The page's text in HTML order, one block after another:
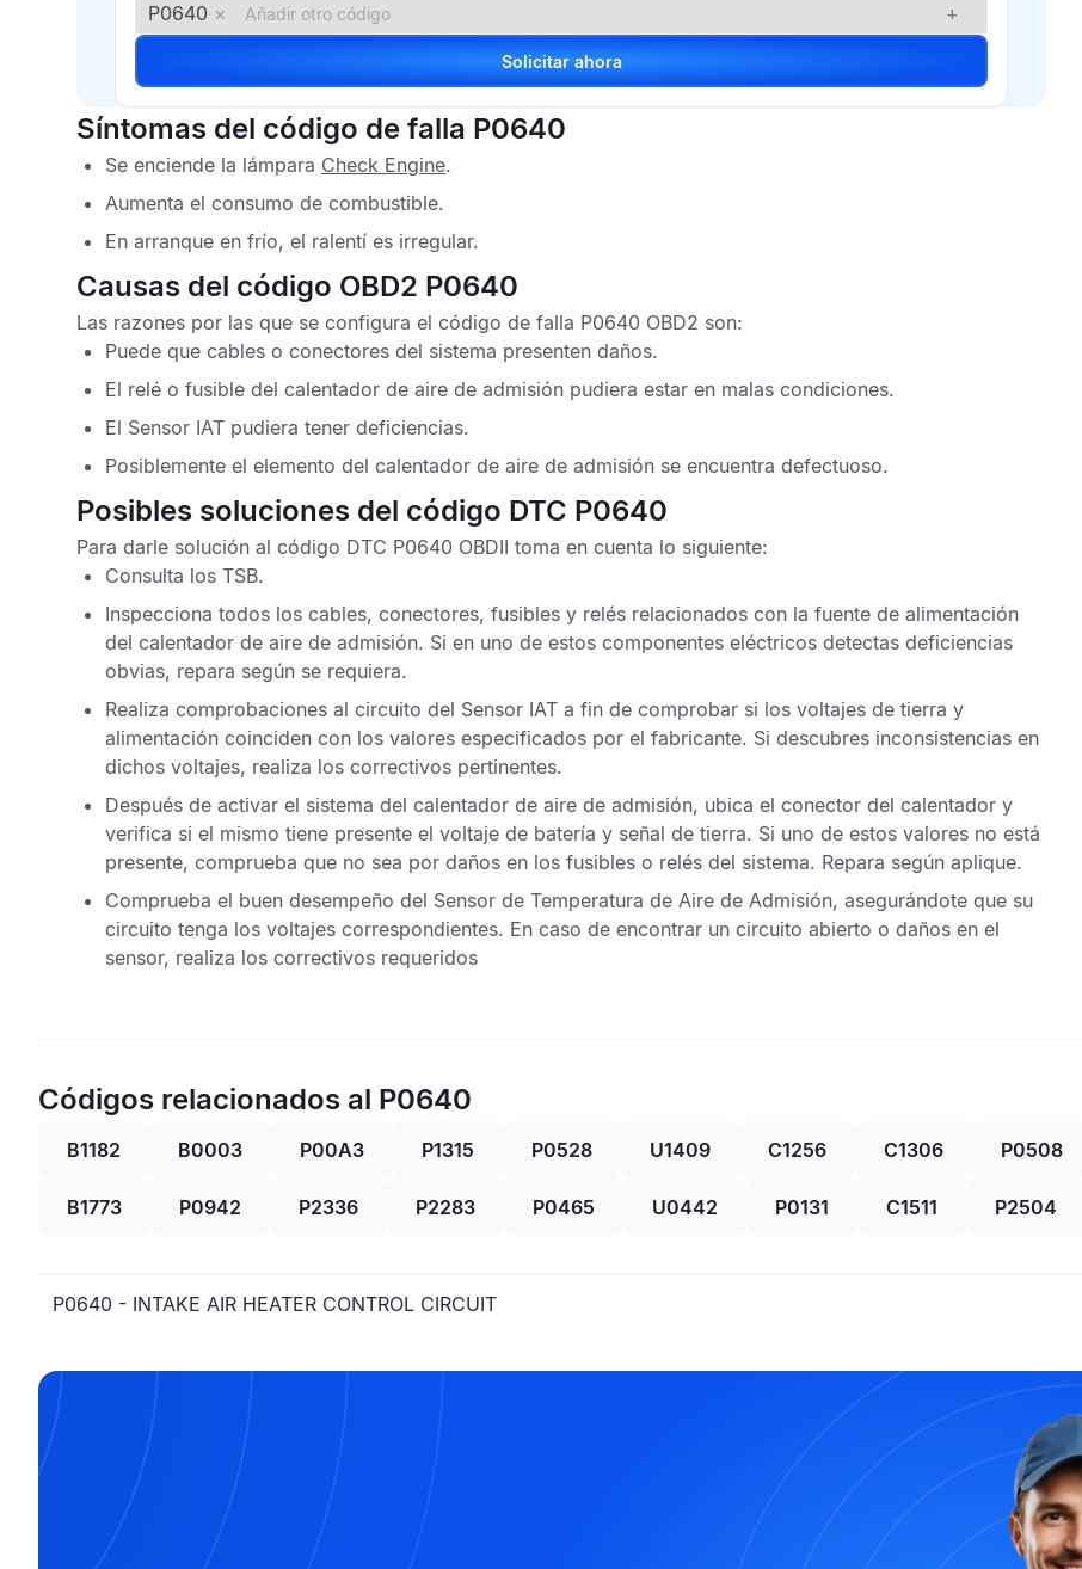
P0640 × +
Solicitar ahora
Síntomas del código de falla P0640
Se enciende la lámpara Check Engine.
Aumenta el consumo de combustible.
En arranque en frío, el ralentí es irregular.
Causas del código OBD2 P0640
Las razones por las que se configura el código de falla P0640 OBD2 son:
Puede que cables o conectores del sistema presenten daños.
El relé o fusible del calentador de aire de admisión pudiera estar en malas condiciones.
El Sensor IAT pudiera tener deficiencias.
Posiblemente el elemento del calentador de aire de admisión se encuentra defectuoso.
Posibles soluciones del código DTC P0640
Para darle solución al código DTC P0640 OBDII toma en cuenta lo siguiente:
Consulta los TSB.
Inspecciona todos los cables, conectores, fusibles y relés relacionados con la fuente de alimentación
del calentador de aire de admisión. Si en uno de estos componentes eléctricos detectas deficiencias
obvias, repara según se requiera.
Realiza comprobaciones al circuito del Sensor IAT a fin de comprobar si los voltajes de tierra y
alimentación coinciden con los valores especificados por el fabricante. Si descubres inconsistencias en
dichos voltajes, realiza los correctivos pertinentes.
Después de activar el sistema del calentador de aire de admisión, ubica el conector del calentador y
verifica si el mismo tiene presente el voltaje de batería y señal de tierra. Si uno de estos valores no está
presente, comprueba que no sea por daños en los fusibles o relés del sistema. Repara según aplique.
Comprueba el buen desempeño del Sensor de Temperatura de Aire de Admisión, asegurándote que su
circuito tenga los voltajes correspondientes. En caso de encontrar un circuito abierto o daños en el
sensor, realiza los correctivos requeridos
Códigos relacionados al P0640
B1182 B0003 P00A3 P1315 P0528 U1409 C1256 C1306 P0508
B1773 P0942 P2336 P2283 P0465 U0442 P0131 C1511 P2504
P0640 - INTAKE AIR HEATER CONTROL CIRCUIT